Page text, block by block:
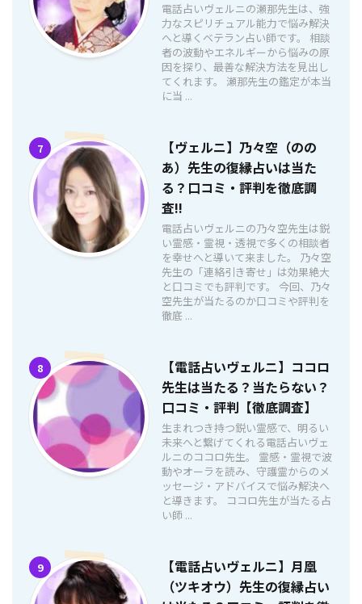
電話占いヴェルニの瀬那先生は、強
力なスピリチュアル能力で悩み解決
へと導くベテラン占い師です。 相談
者の波動やエネルギーから悩みの原
因を探り、最善な解決方法を見出し
てくれます。 瀬那先生の鑑定が本当
に当 ...
7
【ヴェルニ】乃々空（のの
あ）先生の復縁占いは当た
る？口コミ・評判を徹底調
査!!
電話占いヴェルニの乃々空先生は鋭
い霊感・霊視・透視で多くの相談者
を幸せへと導いて来ました。 乃々空
先生の「連絡引き寄せ」は効果絶大
と口コミでも評判です。 今回、乃々
空先生が当たるのか口コミや評判を
徹底 ...
8
【電話占いヴェルニ】ココロ
先生は当たる？当たらない？
口コミ・評判【徹底調査】
生まれつき持つ鋭い霊感で、明るい
未来へと繋げてくれる電話占いヴェ
ルニのココロ先生。 霊感・霊視で波
動やオーラを読み、守護霊からのメ
ッセージ・アドバイスで悩み解決へ
と導きます。 ココロ先生が当たる占
い師 ...
9
【電話占いヴェルニ】月凰
（ツキオウ）先生の復縁占い